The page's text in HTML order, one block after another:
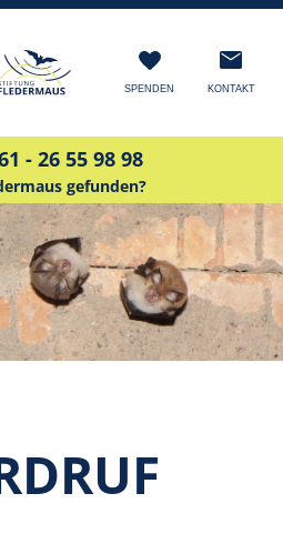
SPENDEN KONTAKT
- 26 55 98 98
gefunden?